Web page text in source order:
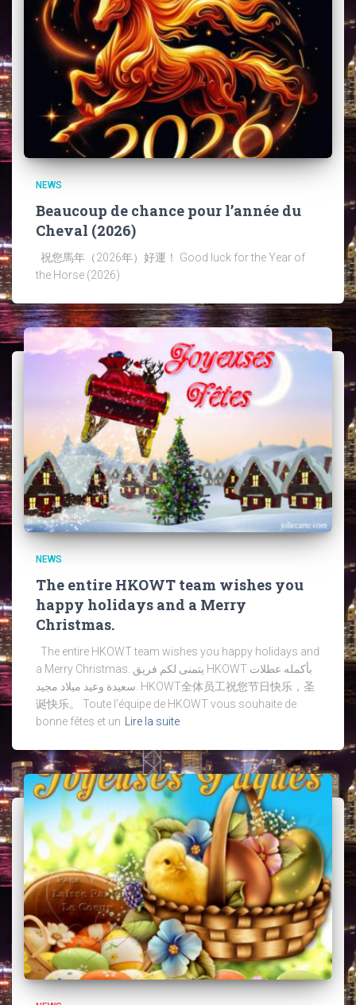
NEWS
Beaucoup de chance pour l’année du
Cheval (2026)
祝您馬年（2026年）好運！ Good luck for the Year of
the Horse (2026)
NEWS
The entire HKOWT team wishes you
happy holidays and a Merry
Christmas.
The entire HKOWT team wishes you happy holidays and
a Merry Christmas. يتمنى لكم فريق HKOWT بأكمله عطلات
سعيدة وعيد ميلاد مجيد. HKOWT全体员工祝您节日快乐，圣
诞快乐。 Toute l’équipe de HKOWT vous souhaite de
bonne fêtes et un Lire la suite